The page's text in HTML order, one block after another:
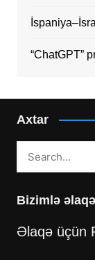
“ChatGPT”
Axtar
Bizimlə əlaqə
Əlaqə üçün